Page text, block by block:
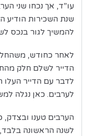
עו”ד, אך נכחו שני
שנת השכירות הודיע
להמשיך לגור בנכס
לאחר כחודש,
הדייר לשלם חלק
לדבר עם הדייר העלו
לערבים. כאן נגלה
הערבים טענו ובצדק,
לשנה הראשונה בלבד,